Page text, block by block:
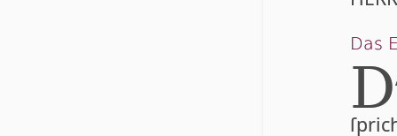
Das
D